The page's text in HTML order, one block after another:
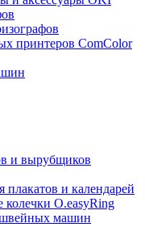
принтеров ComColor
и вырубщиков
плакатов и календарей
O.easyRing
машин